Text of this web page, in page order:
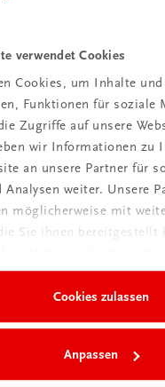
verwendet Cookies
Cookies, um Inhalte
Funktionen für soziale
Zugriffe auf unsere
wir Informationen zu
an unsere Partner für
Analysen weiter. Unsere
möglicherweise mit
Sie ihnen bereitgestellt
Cookies zulassen
Anpassen
österreichisches
und Mitarbeitern,
Begeisterung für unsere
mehr erfahren
Verlag +
Köglstraße 14 | 4020 Linz
WhatsApp:+43 664 88 58